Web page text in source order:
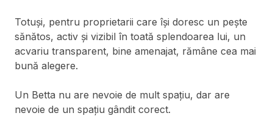
Totuși, pentru proprietarii care își doresc un pește
sănătos, activ și vizibil în toată splendoarea lui, un
acvariu transparent, bine amenajat, rămâne cea mai
bună alegere.
Un Betta nu are nevoie de mult spațiu, dar are
nevoie de un spațiu gândit corect.